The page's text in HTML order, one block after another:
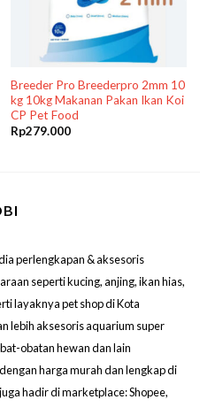
Breeder Pro Breederpro 2mm 10
kg 10kg Makanan Pakan Ikan Koi
CP Pet Food
Rp279.000
perlengkapan & aksesoris
seperti kucing, anjing, ikan hias,
layaknya pet shop di Kota
lebih aksesoris aquarium super
obatan hewan dan lain
harga murah dan lengkap di
hadir di marketplace: Shopee,